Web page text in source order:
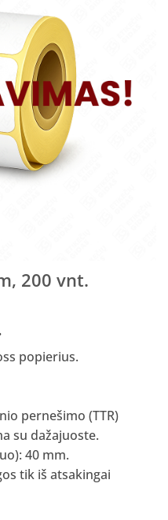
200 vnt.
popierius.
pernešimo (TTR)
su dažajuoste.
40 mm.
tik iš atsakingai